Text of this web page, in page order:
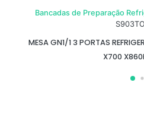
Bancadas de Preparação
MESA GN1/1 3 PORTAS
X700